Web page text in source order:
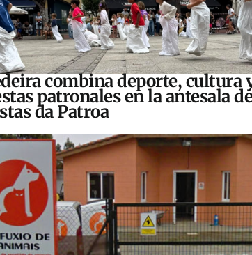
combina deporte, cultura
patronales en la antesala
da Patroa